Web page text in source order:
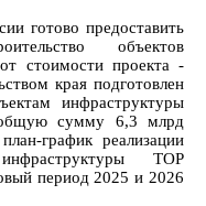
готово предоставить
объектов
стоимости проекта -
края подготовлен
инфраструктуры
общую сумму 6,3 млрд
график реализации
ТОР
период 2025 и 2026